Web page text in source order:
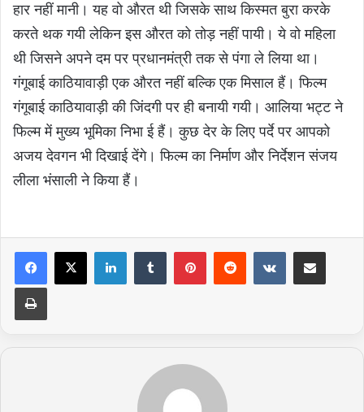
हार नहीं मानी। यह वो औरत थी जिसके साथ किस्मत बुरा करके
करते थक गयी लेकिन इस औरत को तोड़ नहीं पायी। ये वो महिला
थी जिसने अपने दम पर प्रधानमंत्री तक से पंगा ले लिया था।
गंगूबाई काठियावाड़ी एक औरत नहीं बल्कि एक मिसाल हैं। फिल्म
गंगूबाई काठियावाड़ी की जिंदगी पर ही बनायी गयी। आलिया भट्ट ने
फिल्म में मुख्य भूमिका निभा ई हैं। कुछ देर के लिए पर्दे पर आपको
अजय देवगन भी दिखाई देंगे। फिल्म का निर्माण और निर्देशन संजय
लीला भंसाली ने किया हैं।